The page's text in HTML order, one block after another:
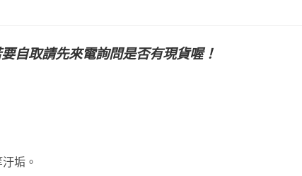
自取請先來電詢問是否有現貨喔！
垢。